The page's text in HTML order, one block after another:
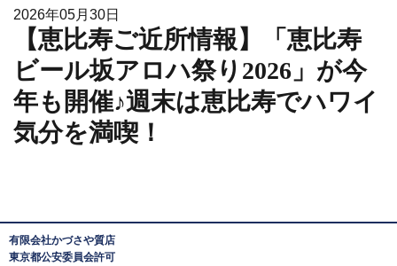
2026年05月30日
【恵比寿ご近所情報】「恵比寿
ビール坂アロハ祭り2026」が今
年も開催♪週末は恵比寿でハワイ
気分を満喫！
有限会社かづさや質店
東京都公安委員会許可